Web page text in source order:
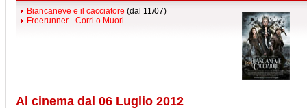
Biancaneve e il cacciatore (dal 11/07)
Freerunner - Corri o Muori
Al cinema dal 06 Luglio 2012